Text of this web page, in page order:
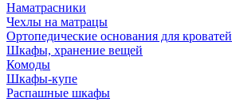
Наматрасники
Чехлы на матрацы
Ортопедические основания для кроватей
Шкафы, хранение вещей
Комоды
Шкафы-купе
Распашные шкафы